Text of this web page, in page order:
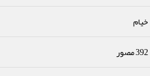
خیام
392 مصور